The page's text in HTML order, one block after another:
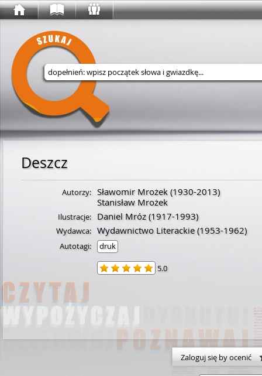
Wyszukaj w serwisie
Deszcz
Autorzy: Sławomir Mrożek (1930-2013)
Stanisław Mrożek
Ilustracje: Daniel Mróz(1917-1993)
Wydawca: Wydawnictwo Literackie(1953-1962)
Autotagi: druk
5.0
Zaloguj się by ocenić